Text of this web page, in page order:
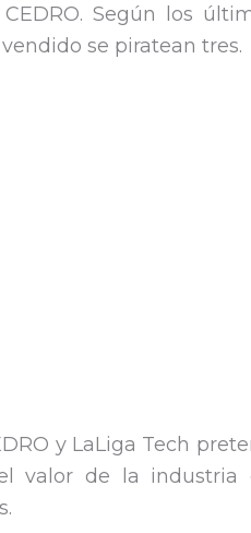
Según los
se piratean tres.
y LaLiga Tech
valor de la industria